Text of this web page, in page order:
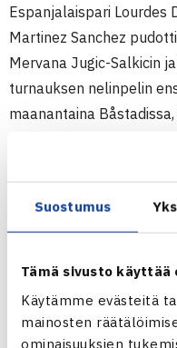
Suostumus
Tämä sivusto käyttää
Käytämme evästeitä
mainosten
ominaisuuksien
Espanjalaispari Lourdes
Martinez Sanchez pudotti
Mervana Jugic-Salkicin
turnauksen nelinpelin
maanantaina Båstadissa,
2.-10.7. Båstad, Ruotsi
Nelinpeli
1.kierrosta: Lourdes
Sanchez Espanja –
Båstadin WTA-